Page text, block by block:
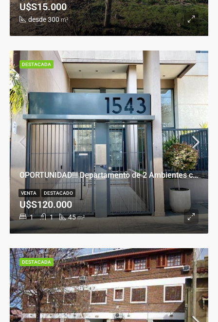
desde 300 m²
U$S15.000
OPORTUNIDAD!!! Departamento de 2 Ambientes con Cochera en Banfield Este
1 1 45 m²
U$S120.000
VENTA DESTACADO
DESTACADA
DESTACADA